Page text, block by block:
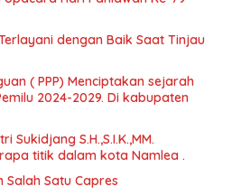
dengan Baik Saat Tinjau
( PPP) Menciptakan sejarah
2024-2029. Di kabupaten
Sukidjang S.H.,S.I.K.,MM.
titik dalam kota Namlea .
Salah Satu Capres